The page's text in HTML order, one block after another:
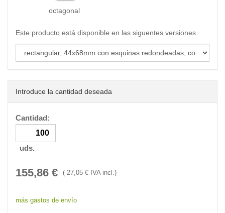
octagonal
Este producto está disponible en las siguentes versiones
Introduce la cantidad deseada
Cantidad:
uds.
155,86 € ( 27,05 € IVA incl.)
más gastos de envío